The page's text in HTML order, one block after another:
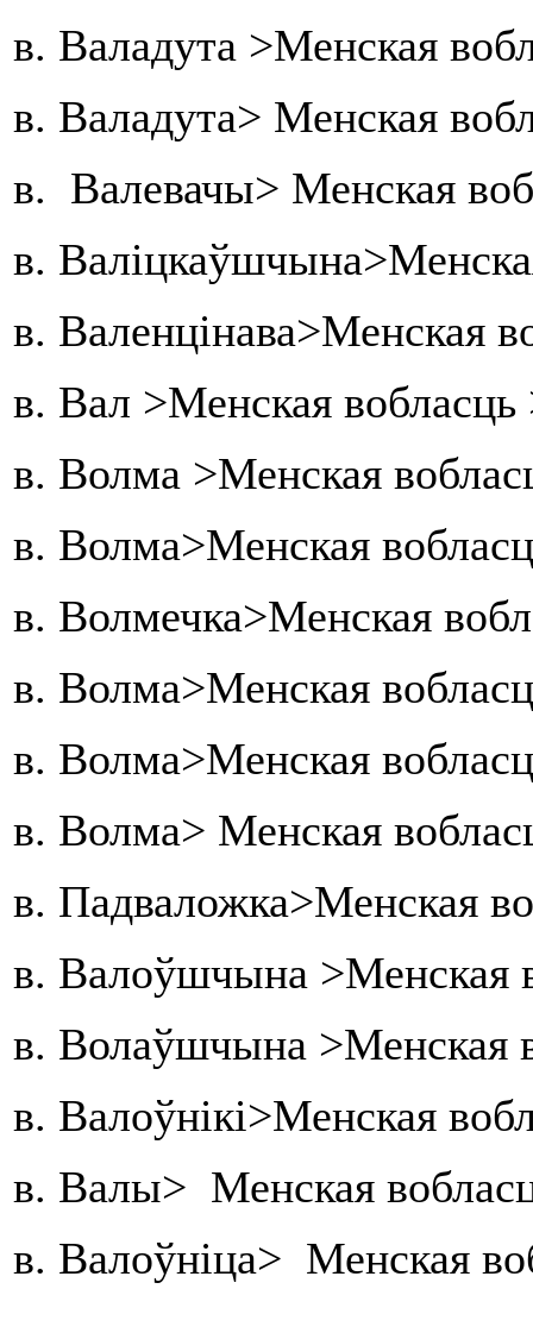
в. Валадута >Менская
в. Валадута> Менская
в. Валевачы> Менская
в.
в. Валенцінава>Менская
в. Вал >Менская вобласць
в. Волма >Менская
в. Волма>Менская
в. Волмечка>Менская
в. Волма>Менская
в. Волма>Менская
в. Волма> Менская
в. Падваложка>Менская
в. Валоўшчына >Менская
в. Волаўшчына >Менская
в. Валоўнікі>Менская
в. Валы> Менская
в. Валоўніца> Менская